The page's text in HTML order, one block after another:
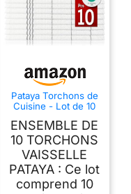
Pataya Torchons de
Cuisine - Lot de 10
Coton Torchon
Vaisselle
Professionnel
50x70 cm qualité
Certifié Oeko-TEX
Super Absorbant
ENSEMBLE DE
10 TORCHONS
VAISSELLE
PATAYA : Ce lot
comprend 10